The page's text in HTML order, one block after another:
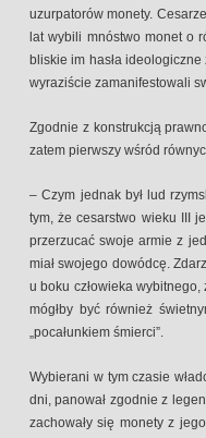
uzurpatorów monety.
lat wybili mnóstwo monet o
bliskie im hasła
wyraziście zamanifestowali
Zgodnie z konstrukcją
zatem pierwszy wśród
– Czym jednak był lud
tym, że cesarstwo wieku III
przerzucać swoje armie z
miał swojego dowódcę.
u boku człowieka
mógłby być również
„pocałunkiem śmierci”.
Wybierani w tym czasie
dni, panował zgodnie z
zachowały się monety z